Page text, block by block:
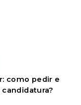
como pedir e